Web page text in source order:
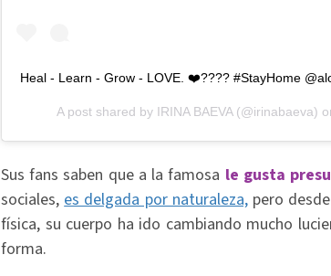
Heal - Learn - Grow - LOVE. ❤️???? #StayHome
A post shared by IRINA BAEVA(@irinabaeva)
Sus fans saben que a la famosa le gusta
sociales, es delgada por naturaleza,pero
física, su cuerpo ha ido cambiando mucho
forma.